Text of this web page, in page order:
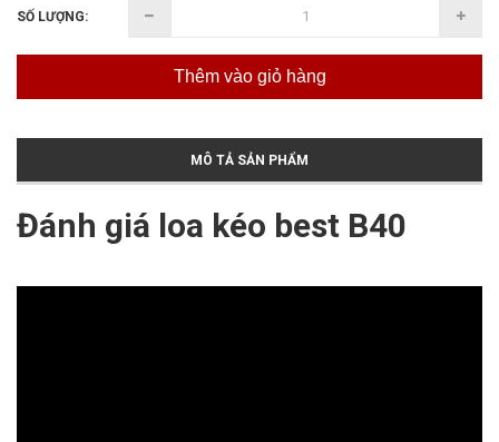
SỐ LƯỢNG:
Thêm vào giỏ hàng
MÔ TẢ SẢN PHẨM
Đánh giá loa kéo best B40